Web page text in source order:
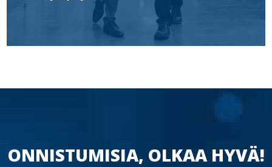
ONNISTUMISIA, OLKAA HYVÄ!